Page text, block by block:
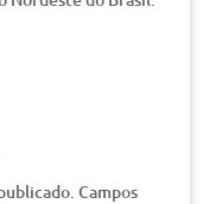
Campos